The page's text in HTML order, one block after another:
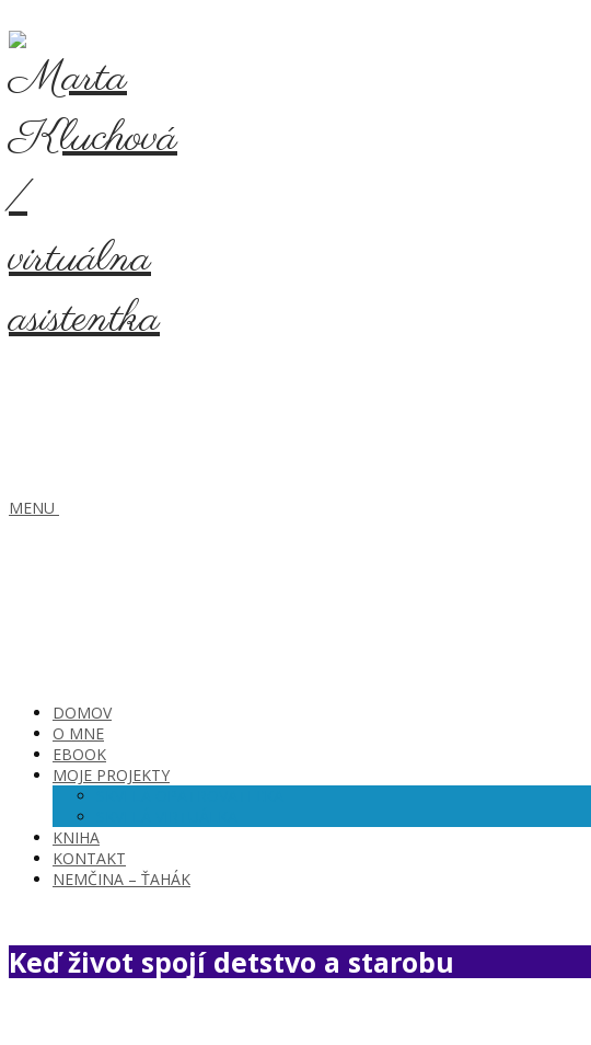
MENU
DOMOV
O MNE
EBOOK
MOJE PROJEKTY
KNIHA
KONTAKT
NEMČINA – ŤAHÁK
Keď život spojí detstvo a starobu